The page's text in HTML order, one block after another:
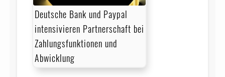
Deutsche Bank und Paypal
intensivieren Partnerschaft bei
Zahlungsfunktionen und
Abwicklung